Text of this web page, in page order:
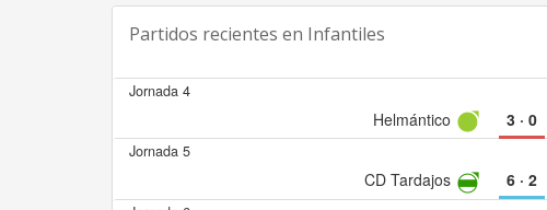
Partidos recientes en Infantiles
Jornada 4
Helmántico 3· 0
Jornada 5
CD Tardajos 6· 2